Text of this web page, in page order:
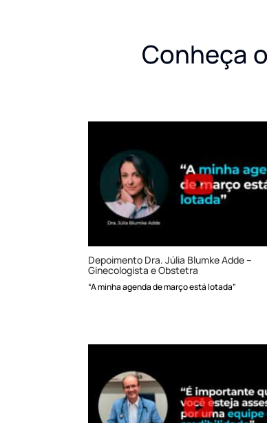
Conheça
Depoimento Dra. Júlia Blumke Adde –
Ginecologista e Obstetra
“A minha agenda de março está lotada”